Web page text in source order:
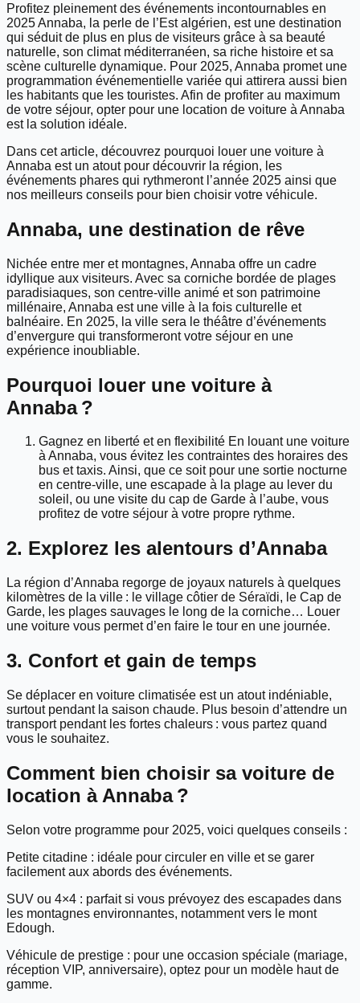
Profitez pleinement des événements incontournables en
2025 Annaba, la perle de l’Est algérien, est une destination
qui séduit de plus en plus de visiteurs grâce à sa beauté
naturelle, son climat méditerranéen, sa riche histoire et sa
scène culturelle dynamique. Pour 2025, Annaba promet une
programmation événementielle variée qui attirera aussi bien
les habitants que les touristes. Afin de profiter au maximum
de votre séjour, opter pour une location de voiture à Annaba
est la solution idéale.
Dans cet article, découvrez pourquoi louer une voiture à
Annaba est un atout pour découvrir la région, les
événements phares qui rythmeront l’année 2025 ainsi que
nos meilleurs conseils pour bien choisir votre véhicule.
Annaba, une destination de rêve
Nichée entre mer et montagnes, Annaba offre un cadre
idyllique aux visiteurs. Avec sa corniche bordée de plages
paradisiaques, son centre-ville animé et son patrimoine
millénaire, Annaba est une ville à la fois culturelle et
balnéaire. En 2025, la ville sera le théâtre d’événements
d’envergure qui transformeront votre séjour en une
expérience inoubliable.
Pourquoi louer une voiture à
Annaba ?
Gagnez en liberté et en flexibilité En louant une voiture
à Annaba, vous évitez les contraintes des horaires des
bus et taxis. Ainsi, que ce soit pour une sortie nocturne
en centre-ville, une escapade à la plage au lever du
soleil, ou une visite du cap de Garde à l’aube, vous
profitez de votre séjour à votre propre rythme.
2. Explorez les alentours d’Annaba
La région d’Annaba regorge de joyaux naturels à quelques
kilomètres de la ville : le village côtier de Séraïdi, le Cap de
Garde, les plages sauvages le long de la corniche… Louer
une voiture vous permet d’en faire le tour en une journée.
3. Confort et gain de temps
Se déplacer en voiture climatisée est un atout indéniable,
surtout pendant la saison chaude. Plus besoin d’attendre un
transport pendant les fortes chaleurs : vous partez quand
vous le souhaitez.
Comment bien choisir sa voiture de
location à Annaba ?
Selon votre programme pour 2025, voici quelques conseils :
Petite citadine : idéale pour circuler en ville et se garer
facilement aux abords des événements.
SUV ou 4×4 : parfait si vous prévoyez des escapades dans
les montagnes environnantes, notamment vers le mont
Edough.
Véhicule de prestige : pour une occasion spéciale (mariage,
réception VIP, anniversaire), optez pour un modèle haut de
gamme.